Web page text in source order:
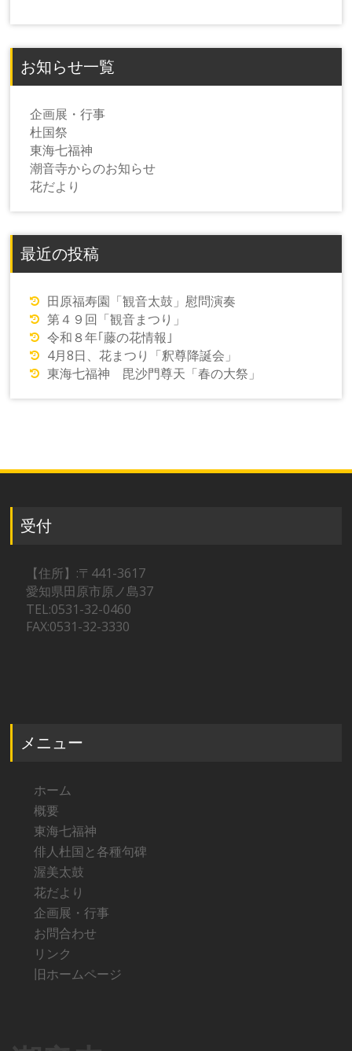
お知らせ一覧
企画展・行事
杜国祭
東海七福神
潮音寺からのお知らせ
花だより
最近の投稿
田原福寿園「観音太鼓」慰問演奏
第４９回「観音まつり」
令和８年｢藤の花情報｣
4月8日、花まつり「釈尊降誕会」
東海七福神 毘沙門尊天「春の大祭」
受付
【住所】:〒441-3617
愛知県田原市原ノ島37
TEL:0531-32-0460
FAX:0531-32-3330
メニュー
ホーム
概要
東海七福神
俳人杜国と各種句碑
渥美太鼓
花だより
企画展・行事
お問合わせ
リンク
旧ホームページ